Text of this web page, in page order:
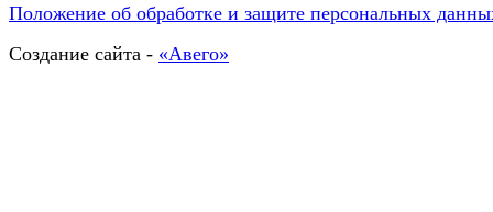
Положение об обработке и защите персональных
Создание сайта - «Авего»